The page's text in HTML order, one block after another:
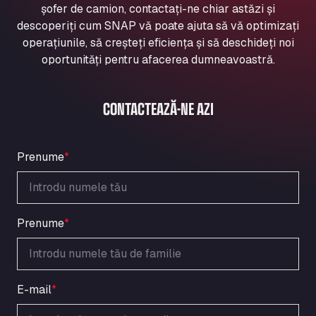
Aqua Ariva GmbH
Marie-Curie-Straße 24, 68219
Aral Autohof Bockel
An der Autobahn 1, 27404
Oppelner Str. 1, 31167
ARAL Autohof Merklingen
ARAL Autohof Preis
ARAL Tankstelle - XXL Truckwash.de
Obernburger Str. 127, 63811
Ardleigh South Services
a120 westbound, CO77SL
Area 47 Hermanos Rico
Autovia A4 km 47, 28300
șofer de camion, contactați-ne chiar astăzi și
descoperiți cum SNAP vă poate ajuta să vă optimizați
operațiunile, să creșteți eficiența și să deschideți noi
oportunități pentru afacerea dumneavoastră.
CONTACTEAZĂ-NE AZI
Prenume*
Prenume*
E-mail*